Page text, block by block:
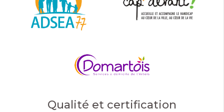
Qualité et certification